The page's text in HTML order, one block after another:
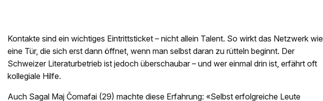
Kontakte sind ein wichtiges Eintrittsticket – nicht allein Talent. So wirkt das Netzwerk wie
eine Tür, die sich erst dann öffnet, wenn man selbst daran zu rütteln beginnt. Der
Schweizer Literaturbetrieb ist jedoch überschaubar – und wer einmal drin ist, erfährt oft
kollegiale Hilfe.
Auch Sagal Maj Čomafai (29) machte diese Erfahrung: «Selbst erfolgreiche Leute